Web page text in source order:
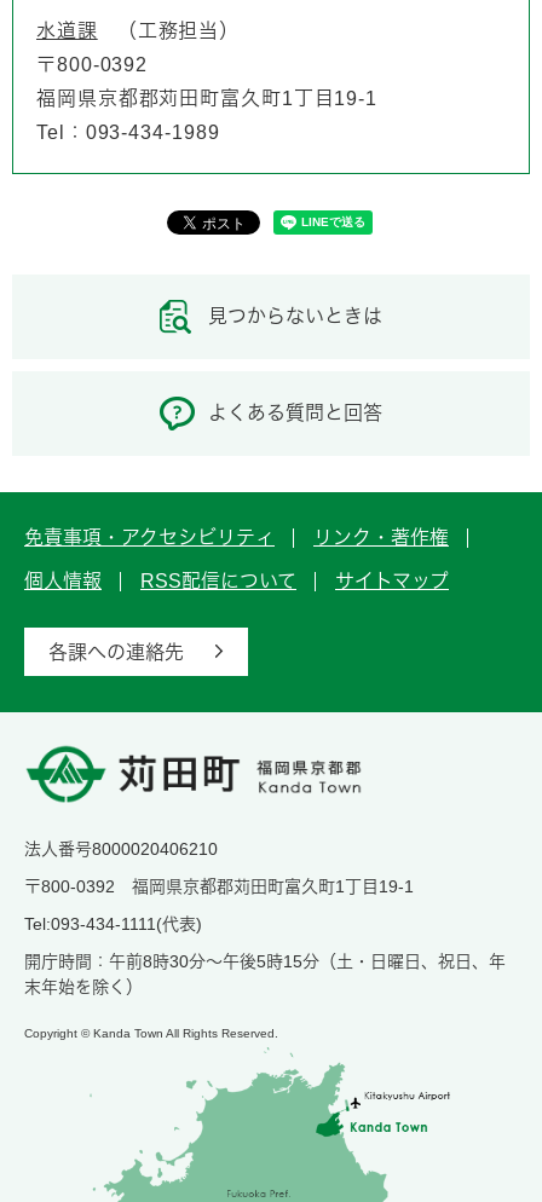
水道課
工務担当
〒800-0392
福岡県京都郡苅田町富久町1丁目19-1
Tel：093-434-1989
見つからないときは
よくある質問と回答
免責事項・アクセシビリティ リンク・著作権
個人情報 RSS配信について サイトマップ
各課への連絡先
法人番号8000020406210
〒800-0392 福岡県京都郡苅田町富久町1丁目19-1
Tel:093-434-1111(代表)
開庁時間：午前8時30分～午後5時15分（土・日曜日、祝日、年
末年始を除く）
Copyright © Kanda Town All Rights Reserved.